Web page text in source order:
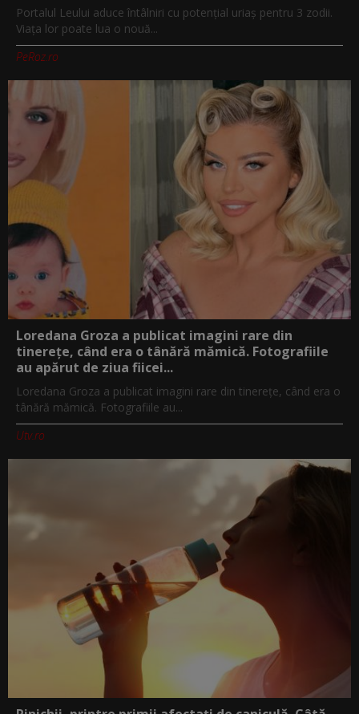
Portalul Leului aduce întâlniri cu potențial uriaș pentru 3 zodii.
Viața lor poate lua o nouă...
PeRoz.ro
Loredana Groza a publicat imagini rare din
tinerețe, când era o tânără mămică. Fotografiile
au apărut de ziua fiicei...
Loredana Groza a publicat imagini rare din tinerețe, când era o
tânără mămică. Fotografiile au...
Utv.ro